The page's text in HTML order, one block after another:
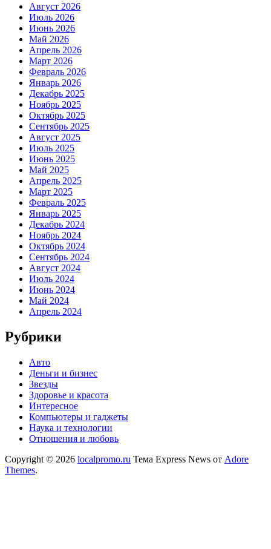
Август 2026
Июль 2026
Июнь 2026
Май 2026
Апрель 2026
Март 2026
Февраль 2026
Январь 2026
Декабрь 2025
Ноябрь 2025
Октябрь 2025
Сентябрь 2025
Август 2025
Июль 2025
Июнь 2025
Май 2025
Апрель 2025
Март 2025
Февраль 2025
Январь 2025
Декабрь 2024
Ноябрь 2024
Октябрь 2024
Сентябрь 2024
Август 2024
Июль 2024
Июнь 2024
Май 2024
Апрель 2024
Рубрики
Авто
Деньги и бизнес
Звезды
Здоровье и красота
Интересное
Компьютеры и гаджеты
Наука и технологии
Отношения и любовь
Copyright © 2026 localpromo.ru Тема Express News от Adore
Themes.